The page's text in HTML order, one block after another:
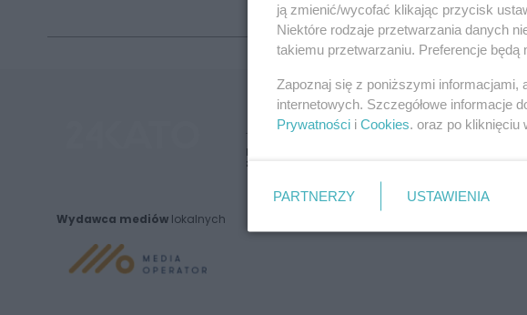
Wydawca mediów lokalnych
Nie zapomnij
zapoznać się z:
ją zmienić/wycofać klikając przycisk
Niektóre rodzaje przetwarzania danych
takiemu przetwarzaniu. Preferencje będą
Zapoznaj się z poniższymi
internetowych. Szczegółowe informacje
Prywatności i Cookies. oraz po kliknięciu
PARTNERZY USTAWIENIA